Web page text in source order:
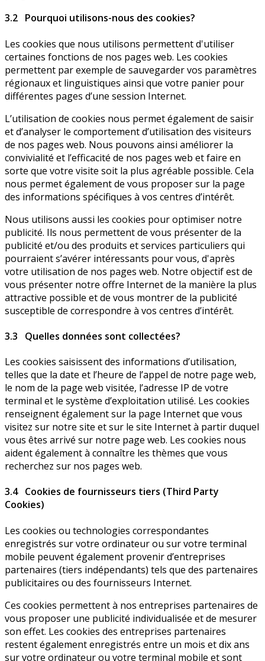
3.2 Pourquoi utilisons-nous des cookies?
Les cookies que nous utilisons permettent d'utiliser
certaines fonctions de nos pages web. Les cookies
permettent par exemple de sauvegarder vos paramètres
régionaux et linguistiques ainsi que votre panier pour
différentes pages d’une session Internet.
L’utilisation de cookies nous permet également de saisir
et d’analyser le comportement d’utilisation des visiteurs
de nos pages web. Nous pouvons ainsi améliorer la
convivialité et l’efficacité de nos pages web et faire en
sorte que votre visite soit la plus agréable possible. Cela
nous permet également de vous proposer sur la page
des informations spécifiques à vos centres d’intérêt.
Nous utilisons aussi les cookies pour optimiser notre
publicité. Ils nous permettent de vous présenter de la
publicité et/ou des produits et services particuliers qui
pourraient s’avérer intéressants pour vous, d'après
votre utilisation de nos pages web. Notre objectif est de
vous présenter notre offre Internet de la manière la plus
attractive possible et de vous montrer de la publicité
susceptible de correspondre à vos centres d’intérêt.
3.3 Quelles données sont collectées?
Les cookies saisissent des informations d’utilisation,
telles que la date et l’heure de l’appel de notre page web,
le nom de la page web visitée, l’adresse IP de votre
terminal et le système d’exploitation utilisé. Les cookies
renseignent également sur la page Internet que vous
visitez sur notre site et sur le site Internet à partir duquel
vous êtes arrivé sur notre page web. Les cookies nous
aident également à connaître les thèmes que vous
recherchez sur nos pages web.
3.4 Cookies de fournisseurs tiers (Third Party
Cookies)
Les cookies ou technologies correspondantes
enregistrés sur votre ordinateur ou sur votre terminal
mobile peuvent également provenir d’entreprises
partenaires (tiers indépendants) tels que des partenaires
publicitaires ou des fournisseurs Internet.
Ces cookies permettent à nos entreprises partenaires de
vous proposer une publicité individualisée et de mesurer
son effet. Les cookies des entreprises partenaires
restent également enregistrés entre un mois et dix ans
sur votre ordinateur ou votre terminal mobile et sont